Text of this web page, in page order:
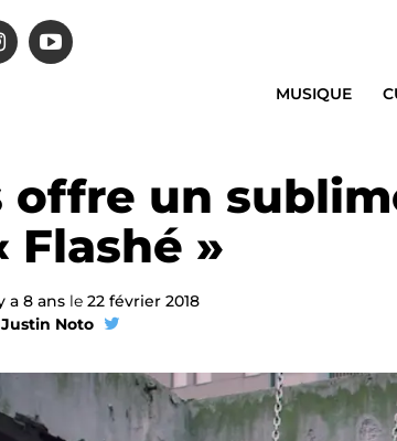
MUSIQUE
offre un
Flashé »
a 8 ans le 22 février 2018
Justin Noto